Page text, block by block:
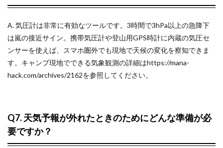
A. 気圧計は非常に有効なツールです。3時間で3hPa以上の急降下
は嵐の接近サイン。携帯気圧計や登山用GPS時計に内蔵の気圧セ
ンサーを使えば、スマホ圏外でも現地で天候の変化を察知できま
す。キャンプ現地でできる気象観測の詳細はhttps://mana-
hack.com/archives/2162を参照してください。
Q7. 天気予報が外れたときのためにどんな準備が必
要ですか？